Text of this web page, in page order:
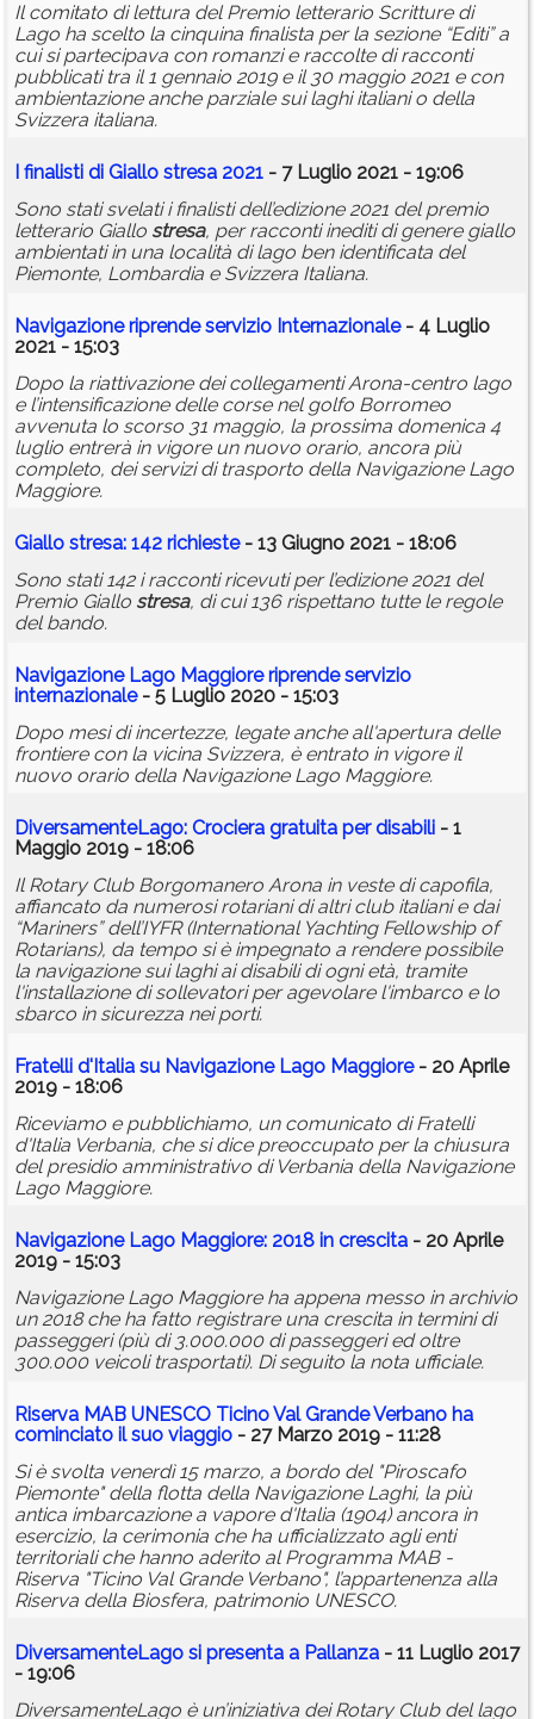
Il comitato di lettura del Premio letterario Scritture di
Lago ha scelto la cinquina finalista per la sezione “Editi” a
cui si partecipava con romanzi e raccolte di racconti
pubblicati tra il 1 gennaio 2019 e il 30 maggio 2021 e con
ambientazione anche parziale sui laghi italiani o della
Svizzera italiana.
I finalisti di Giallo stresa 2021 - 7 Luglio 2021 - 19:06
Sono stati svelati i finalisti dell’edizione 2021 del premio
letterario Giallo stresa, per racconti inediti di genere giallo
ambientati in una località di lago ben identificata del
Piemonte, Lombardia e Svizzera Italiana.
Navigazione riprende servizio Internazionale- 4 Luglio
2021 - 15:03
Dopo la riattivazione dei collegamenti Arona-centro lago
e l’intensificazione delle corse nel golfo Borromeo
avvenuta lo scorso 31 maggio, la prossima domenica 4
luglio entrerà in vigore un nuovo orario, ancora più
completo, dei servizi di trasporto della Navigazione Lago
Maggiore.
Giallo stresa: 142 richieste- 13 Giugno 2021 - 18:06
Sono stati 142 i racconti ricevuti per l’edizione 2021 del
Premio Giallo stresa, di cui 136 rispettano tutte le regole
del bando.
Navigazione Lago Maggiore riprende servizio
internazionale- 5 Luglio 2020 - 15:03
Dopo mesi di incertezze, legate anche all'apertura delle
frontiere con la vicina Svizzera, è entrato in vigore il
nuovo orario della Navigazione Lago Maggiore.
DiversamenteLago: Crociera gratuita per disabili - 1
Maggio 2019 - 18:06
Il Rotary Club Borgomanero Arona in veste di capofila,
affiancato da numerosi rotariani di altri club italiani e dai
“Mariners” dell’IYFR (International Yachting Fellowship of
Rotarians), da tempo si è impegnato a rendere possibile
la navigazione sui laghi ai disabili di ogni età, tramite
l'installazione di sollevatori per agevolare l'imbarco e lo
sbarco in sicurezza nei porti.
Fratelli d'Italia su Navigazione Lago Maggiore- 20 Aprile
2019 - 18:06
Riceviamo e pubblichiamo, un comunicato di Fratelli
d'Italia Verbania, che si dice preoccupato per la chiusura
del presidio amministrativo di Verbania della Navigazione
Lago Maggiore.
Navigazione Lago Maggiore: 2018 in crescita - 20 Aprile
2019 - 15:03
Navigazione Lago Maggiore ha appena messo in archivio
un 2018 che ha fatto registrare una crescita in termini di
passeggeri (più di 3.000.000 di passeggeri ed oltre
300.000 veicoli trasportati). Di seguito la nota ufficiale.
Riserva MAB UNESCO Ticino Val Grande Verbano ha
cominciato il suo viaggio - 27 Marzo 2019 - 11:28
Si è svolta venerdì 15 marzo, a bordo del "Piroscafo
Piemonte" della flotta della Navigazione Laghi, la più
antica imbarcazione a vapore d'Italia (1904) ancora in
esercizio, la cerimonia che ha ufficializzato agli enti
territoriali che hanno aderito al Programma MAB -
Riserva "Ticino Val Grande Verbano", l’appartenenza alla
Riserva della Biosfera, patrimonio UNESCO.
DiversamenteLago si presenta a Pallanza - 11 Luglio 2017
- 19:06
DiversamenteLago è un’iniziativa dei Rotary Club del lago